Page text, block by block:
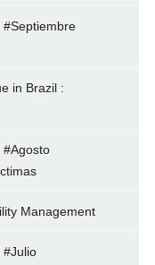
in Brazil :
#Agosto
Management
#Julio